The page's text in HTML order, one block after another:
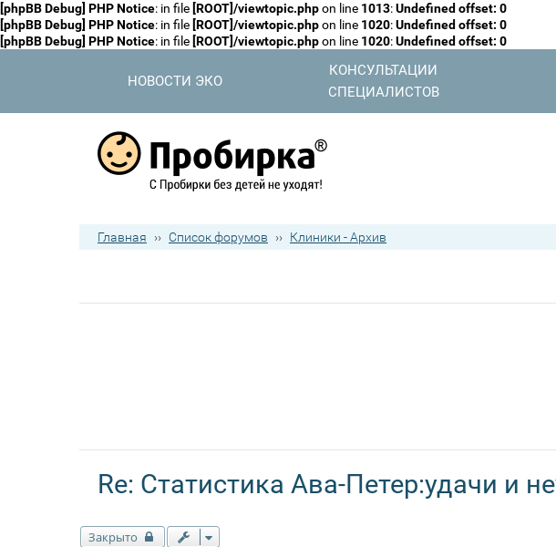
[phpBB Debug] PHP Notice: in file [ROOT]/viewtopic.phpon line 1013:Undefined offset: 0
[phpBB Debug] PHP Notice: in file [ROOT]/viewtopic.phpon line 1020:Undefined offset: 0
[phpBB Debug] PHP Notice: in file [ROOT]/viewtopic.phpon line 1020:Undefined offset: 0
НОВОСТИ ЭКО
КОНСУЛЬТАЦИИ
СПЕЦИАЛИСТОВ
Главная ›› Список форумов ›› Клиники - Архив
Re: Статистика Ава-Петер:удачи и
Закрыто